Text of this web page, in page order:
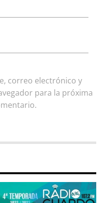
correo electrónico y
para la próxima